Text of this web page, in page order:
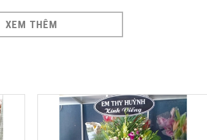
XEM THÊM